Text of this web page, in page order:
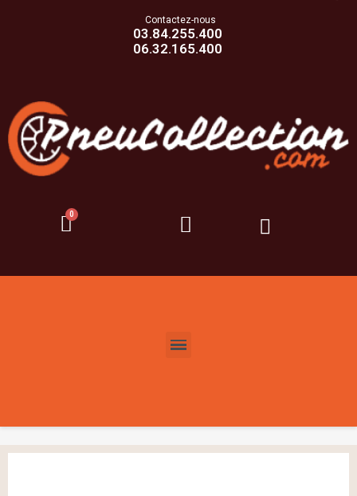
Contactez-nous
03.84.255.400
06.32.165.400